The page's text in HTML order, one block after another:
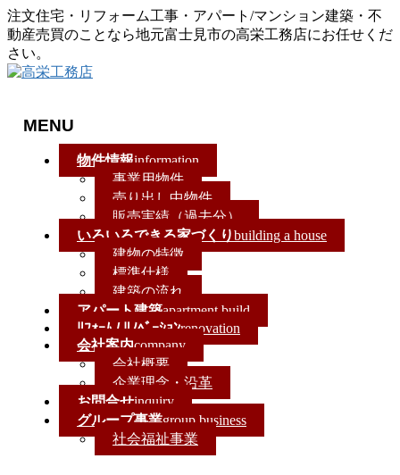
注文住宅・リフォーム工事・アパート/マンション建築・不
動産売買のことなら地元富士見市の高栄工務店にお任せくだ
さい。
MENU
物件情報information
事業用物件
売り出し中物件
販売実績（過去分）
いろいろできる家づくりbuilding a house
建物の特徴
標準仕様
建築の流れ
アパート建築apartment build
ﾘﾌｫｰﾑ / ﾘﾉﾍﾞｰｼｮﾝrenovation
会社案内company
会社概要
企業理念・沿革
お問合せinquiry
グループ事業group business
社会福祉事業